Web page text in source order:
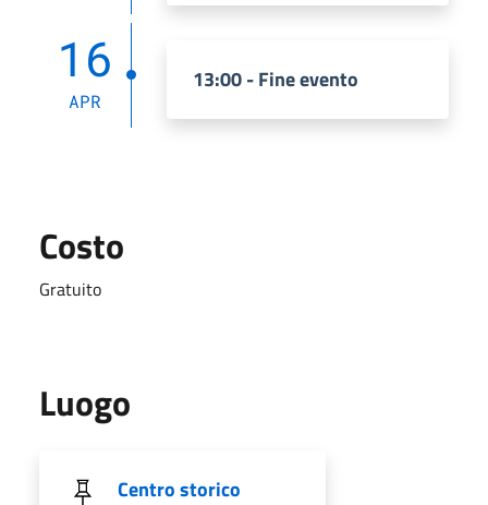
16
APR
13:00 - Fine evento
Costo
Gratuito
Luogo
Centro storico